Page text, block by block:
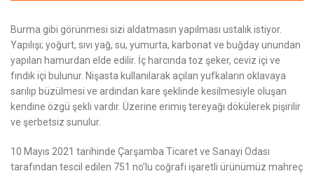
Burma gibi görünmesi sizi aldatmasın yapılması ustalık istiyor.
Yapılışı; yoğurt, sıvı yağ, su, yumurta, karbonat ve buğday unundan
yapılan hamurdan elde edilir. İç harcında toz şeker, ceviz içi ve
fındık içi bulunur. Nişasta kullanılarak açılan yufkaların oklavaya
sarılıp büzülmesi ve ardından kare şeklinde kesilmesiyle oluşan
kendine özgü şekli vardır. Üzerine erimiş tereyağı dökülerek pişirilir
ve şerbetsiz sunulur.
10 Mayıs 2021 tarihinde Çarşamba Ticaret ve Sanayi Odası
tarafından tescil edilen 751 no’lu coğrafi işaretli ürünümüz mahreç